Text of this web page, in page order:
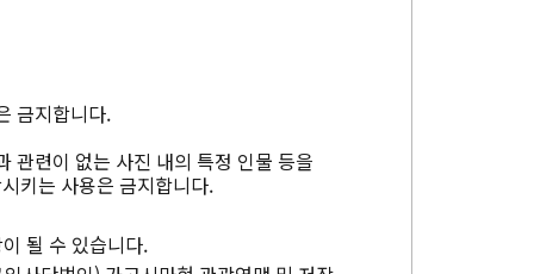
금지합니다.
관련이 없는 사진 내의 특정 인물 등을
키는 사용은 금지합니다.
될 수 있습니다.